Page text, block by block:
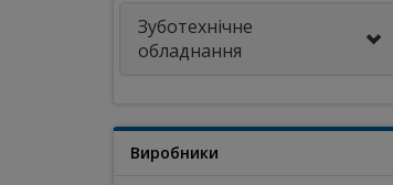
Зуботехнічне
обладнання
Виробники